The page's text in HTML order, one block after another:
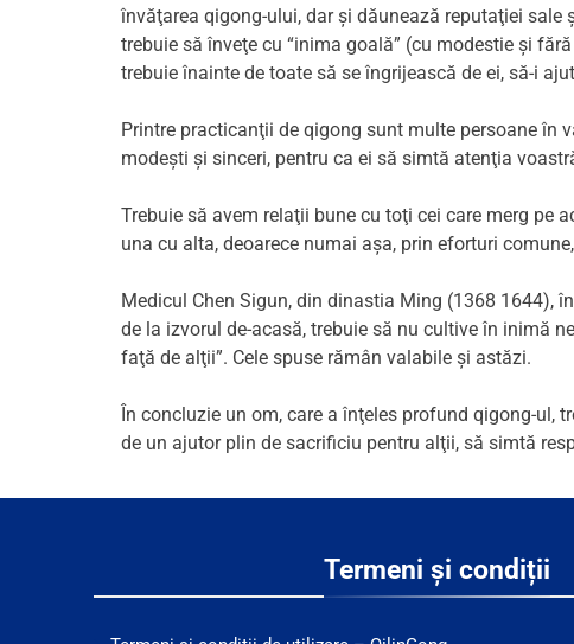
învăţarea qigong-ului, dar şi dăunează reputaţiei
trebuie să înveţe cu “inima goală” (cu modestie şi
trebuie înainte de toate să se îngrijească de ei, să-i
Printre practicanţii de qigong sunt multe persoane în
modeşti şi sinceri, pentru ca ei să simtă atenţia
Trebuie să avem relaţii bune cu toţi cei care merg pe
una cu alta, deoarece numai aşa, prin eforturi
Medicul Chen Sigun, din dinastia Ming (1368 1644),
de la izvorul de-acasă, trebuie să nu cultive în inimă
faţă de alţii”. Cele spuse rămân valabile şi astăzi.
În concluzie un om, care a înţeles profund qigong-ul,
de un ajutor plin de sacrificiu pentru alţii, să simtă
Termeni și condiții